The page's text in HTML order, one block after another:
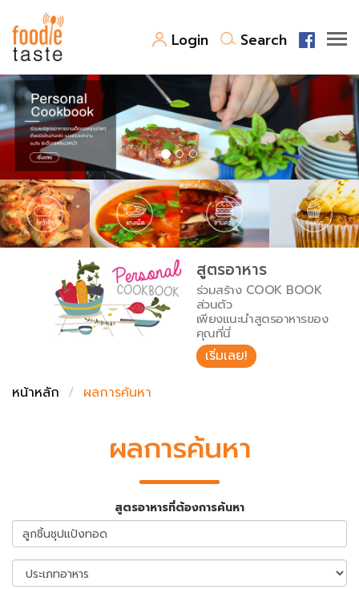
Login Search
สูตรอาหาร
สูตรอาหารล่าสุด
Top Foodie
พาไปชิม
สารพันก้นครัว
เคล็ดลับน่ารู้
เปรียบเทียบหน่วยการตวง
เปรียบเทียบอุณหภูมิ
เปรียบเทียบน้ำหนักวัตถุดิบ
FoodPedia
สร้าง Cookbook
สูตรอาหาร
ร่วมสร้าง COOK BOOK
ส่วนตัว
เพียงแนะนำสูตรอาหารของ
คุณที่นี่
เริ่มเลย!
หน้าหลัก
ผลการค้นหา
ผลการค้นหา
สูตรอาหารที่ต้องการค้นหา